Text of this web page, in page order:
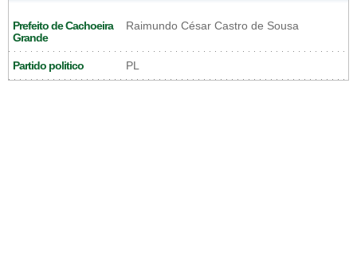
Prefeito de Cachoeira
Grande
Raimundo César Castro de Sousa
Partido politico PL